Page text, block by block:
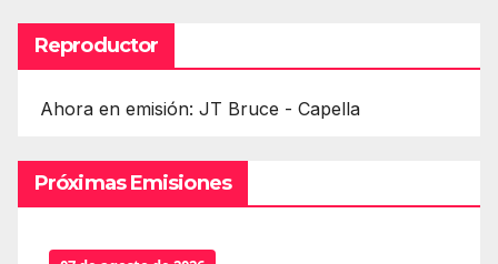
Reproductor
Ahora en emisión: JT Bruce - Capella
Próximas Emisiones